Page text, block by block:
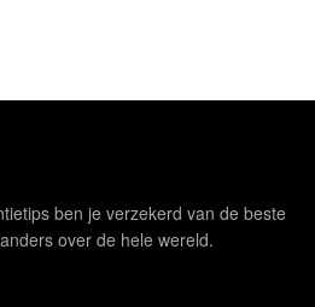
ben je verzekerd van de beste
over de hele wereld.